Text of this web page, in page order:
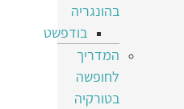
בהונגריה
בודפשט
המדריך
לחופשה
בטורקיה